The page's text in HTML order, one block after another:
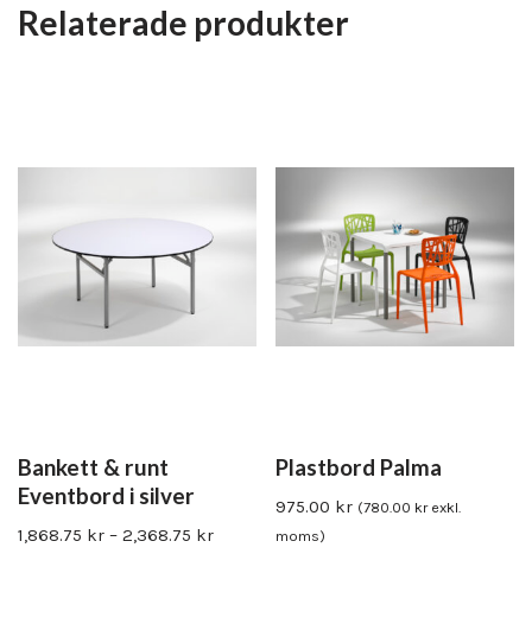
Relaterade produkter
Bankett & runt
Eventbord i silver
1,868.75 kr – 2,368.75 kr
Plastbord Palma
975.00 kr (780.00 krexkl.
moms)